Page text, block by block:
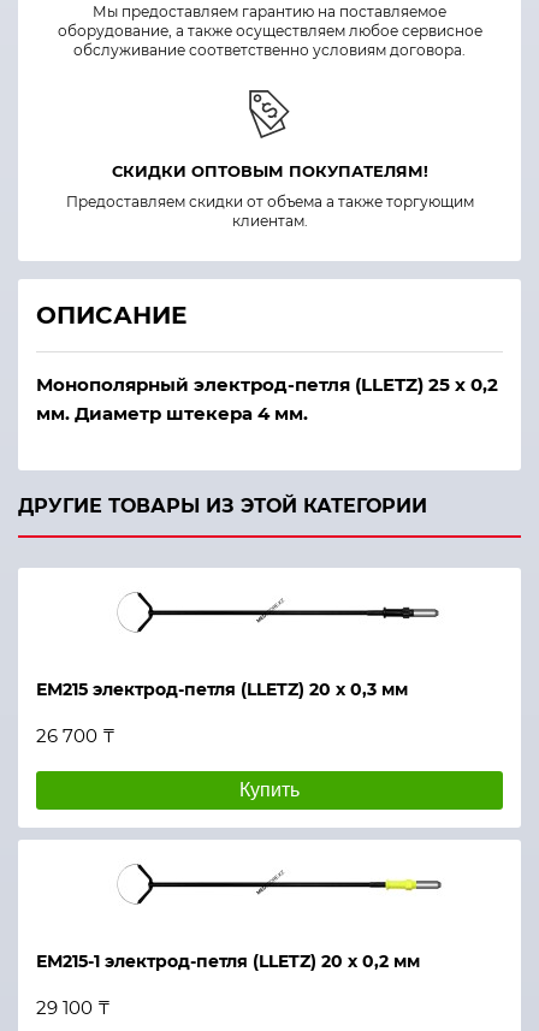
Мы предоставляем гарантию на поставляемое
оборудование, а также осуществляем любое сервисное
обслуживание соответственно условиям договора.
СКИДКИ ОПТОВЫМ ПОКУПАТЕЛЯМ!
Предоставляем скидки от объема а также торгующим
клиентам.
ОПИСАНИЕ
Монополярный электрод-петля (LLETZ) 25 х 0,2
мм. Диаметр штекера 4 мм.
ДРУГИЕ ТОВАРЫ ИЗ ЭТОЙ КАТЕГОРИИ
ЕМ215 электрод-петля (LLETZ) 20 х 0,3 мм
26 700 ₸
Купить
ЕМ215-1 электрод-петля (LLETZ) 20 х 0,2 мм
29 100 ₸